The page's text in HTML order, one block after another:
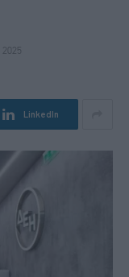
2025
LinkedIn